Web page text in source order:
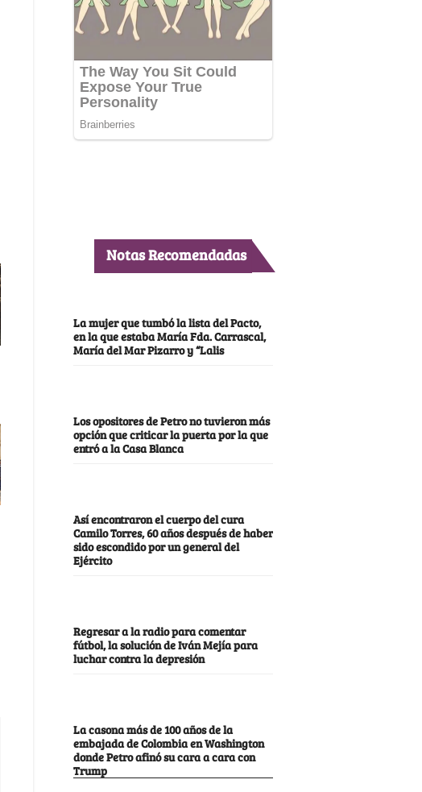
Notas Recomendadas
La mujer que tumbó la lista del Pacto,
en la que estaba María Fda. Carrascal,
María del Mar Pizarro y “Lalis
Los opositores de Petro no tuvieron más
opción que criticar la puerta por la que
entró a la Casa Blanca
Así encontraron el cuerpo del cura
Camilo Torres, 60 años después de haber
sido escondido por un general del
Ejército
Regresar a la radio para comentar
fútbol, la solución de Iván Mejía para
luchar contra la depresión
La casona más de 100 años de la
embajada de Colombia en Washington
donde Petro afinó su cara a cara con
Trump